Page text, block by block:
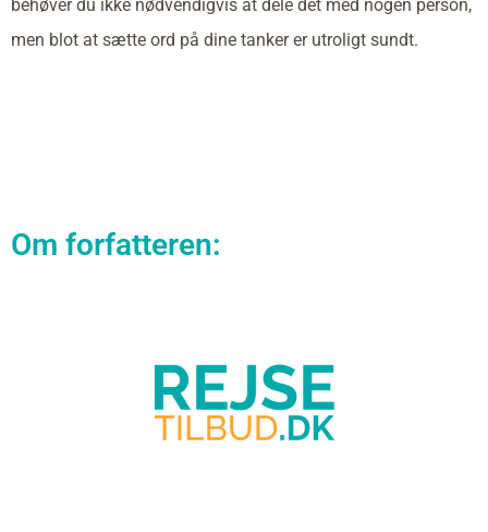
behøver du ikke nødvendigvis at dele det med nogen person,
men blot at sætte ord på dine tanker er utroligt sundt.
Om forfatteren: